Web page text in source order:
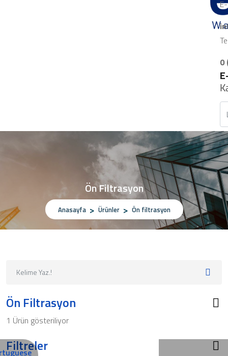
0
Ön Filtrasyon
Anasayfa Ürünler Ön filtrasyon
Ön Filtrasyon
1 Ürün gösteriliyor
Filtreler